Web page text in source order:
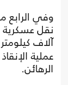
وفي الرابع
نقل عسكرية
آلاف
عملية
الرهائن.